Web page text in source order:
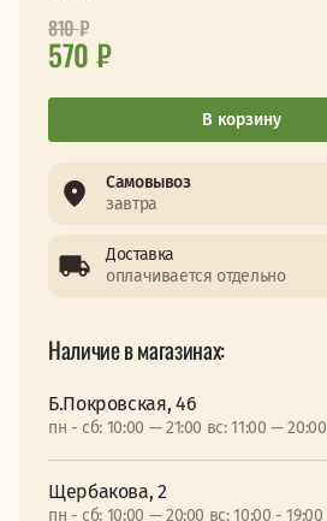
570 ₽
810₽
В корзину
Самовывоз
завтра
Доставка
оплачивается отдельно
Наличие в магазинах:
Б.Покровская, 46
пн - сб: 10:00 — 21:00 вс: 11:00 — 20:00
Щербакова, 2
пн - сб: 10:00 — 20:00 вс: 10:00 - 19:00